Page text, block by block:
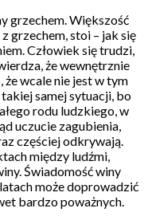
grzechem. Większość
grzechem, stoi – jak się
Człowiek się trudzi,
że wewnętrznie
że wcale nie jest w tym
samej sytuacji, bo
rodu ludzkiego, w
uczucie zagubienia,
częściej odkrywają.
między ludźmi,
Świadomość winy
może doprowadzić
bardzo poważnych.